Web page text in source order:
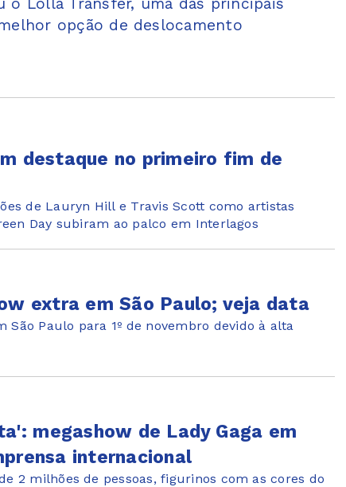
opção de deslocamento
destaque no primeiro fim de
de Lauryn Hill e Travis Scott como artistas
Day subiram ao palco em Interlagos
extra em São Paulo; veja data
Paulo para 1º de novembro devido à alta
megashow de Lady Gaga em
internacional
2 milhões de pessoas, figurinos com as cores do